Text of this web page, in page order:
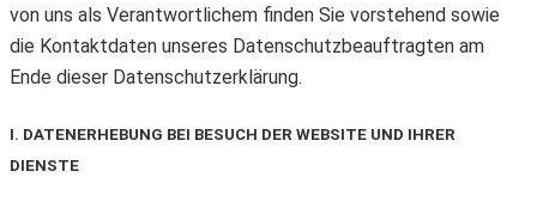
von uns als Verantwortlichem finden Sie vorstehend sowie
die Kontaktdaten unseres Datenschutzbeauftragten am
Ende dieser Datenschutzerklärung.
I. DATENERHEBUNG BEI BESUCH DER WEBSITE UND IHRER
DIENSTE